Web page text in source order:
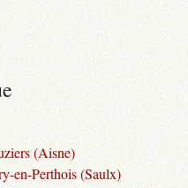
(Aisne)
en-Perthois (Saulx)